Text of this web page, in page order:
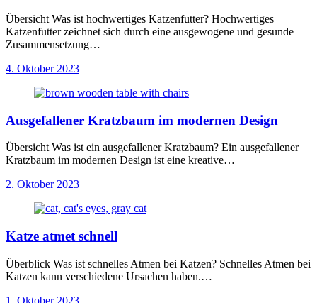
Übersicht Was ist hochwertiges Katzenfutter? Hochwertiges
Katzenfutter zeichnet sich durch eine ausgewogene und gesunde
Zusammensetzung…
4. Oktober 2023
Ausgefallener Kratzbaum im modernen Design
Übersicht Was ist ein ausgefallener Kratzbaum? Ein ausgefallener
Kratzbaum im modernen Design ist eine kreative…
2. Oktober 2023
Katze atmet schnell
Überblick Was ist schnelles Atmen bei Katzen? Schnelles Atmen bei
Katzen kann verschiedene Ursachen haben.…
1. Oktober 2023